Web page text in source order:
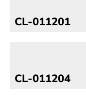
CL-011201
CL-011204